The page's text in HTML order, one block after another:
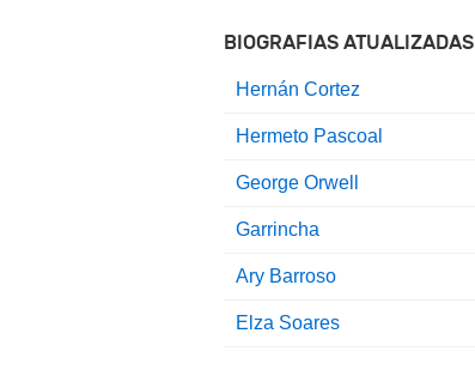
BIOGRAFIAS ATUALIZADAS
Hernán Cortez
Hermeto Pascoal
George Orwell
Garrincha
Ary Barroso
Elza Soares